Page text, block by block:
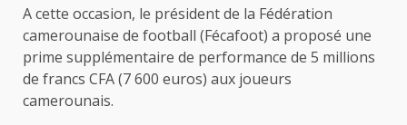
A cette occasion, le président de la Fédération
camerounaise de football (Fécafoot) a proposé une
prime supplémentaire de performance de 5 millions
de francs CFA (7 600 euros) aux joueurs
camerounais.